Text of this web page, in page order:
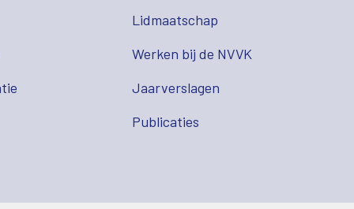
Lidmaatschap
Werken bij de NVVK
Jaarverslagen
Publicaties